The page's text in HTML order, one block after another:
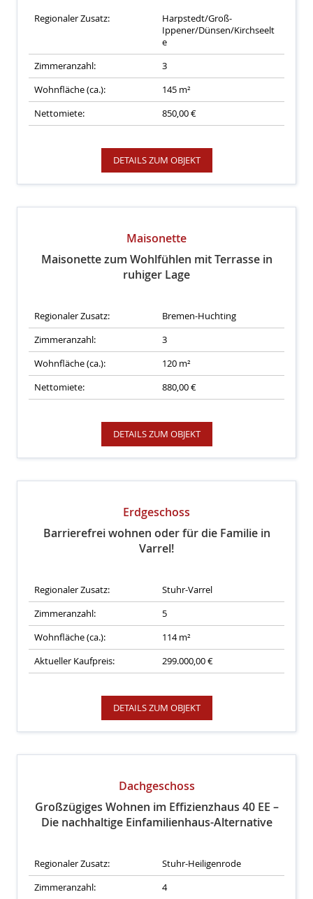
Regionaler Zusatz:
Harpstedt/Groß-
Ippener/Dünsen/Kirchseelt
e
Zimmeranzahl:
3
Wohnfläche (ca.):
145 m²
Nettomiete:
850,00 €
DETAILS ZUM OBJEKT
Maisonette
Maisonette zum Wohlfühlen mit Terrasse in
ruhiger Lage
Regionaler Zusatz:
Bremen-Huchting
Zimmeranzahl:
3
Wohnfläche (ca.):
120 m²
Nettomiete:
880,00 €
DETAILS ZUM OBJEKT
Erdgeschoss
Barrierefrei wohnen oder für die Familie in
Varrel!
Regionaler Zusatz:
Stuhr-Varrel
Zimmeranzahl:
5
Wohnfläche (ca.):
114 m²
Aktueller Kaufpreis:
299.000,00 €
DETAILS ZUM OBJEKT
Dachgeschoss
Großzügiges Wohnen im Effizienzhaus 40 EE –
Die nachhaltige Einfamilienhaus-Alternative
Regionaler Zusatz:
Stuhr-Heiligenrode
Zimmeranzahl:
4